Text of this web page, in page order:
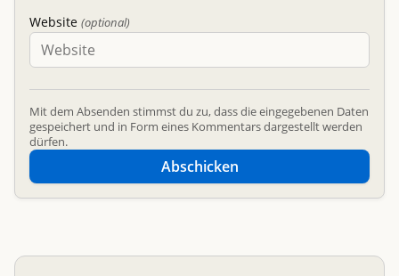
Website (optional)
Mit dem Absenden stimmst du zu, dass die eingegebenen Daten
gespeichert und in Form eines Kommentars dargestellt werden
dürfen.
Abschicken